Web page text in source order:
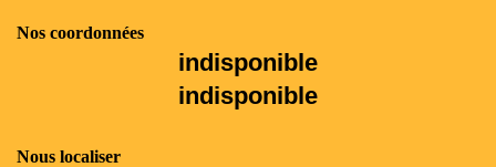
Nos coordonnées
indisponible
indisponible
Nous localiser